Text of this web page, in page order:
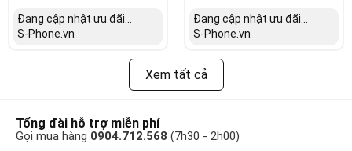
Đang cập nhật ưu đãi...
S-Phone.vn
Đang cập nhật ưu đãi...
S-Phone.vn
Xem tất cả
Tổng đài hỗ trợ miễn phí
Gọi mua hàng 0904.712.568 (7h30 - 2h00)